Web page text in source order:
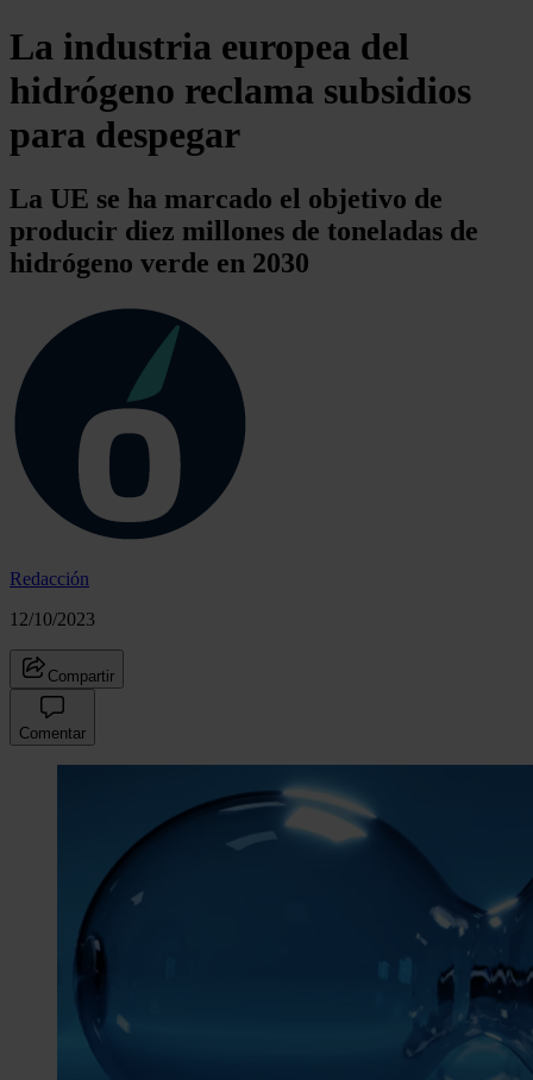
La industria europea del
hidrógeno reclama subsidios
para despegar
La UE se ha marcado el objetivo de
producir diez millones de toneladas de
hidrógeno verde en 2030
Redacción
12/10/2023
Compartir
Comentar